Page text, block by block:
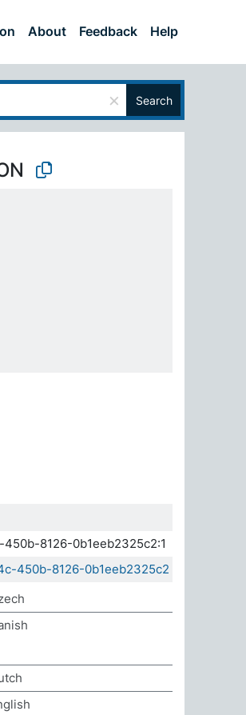
About Feedback Help
× Search
8126-0b1eeb2325c2:1
450b-8126-0b1eeb2325c2